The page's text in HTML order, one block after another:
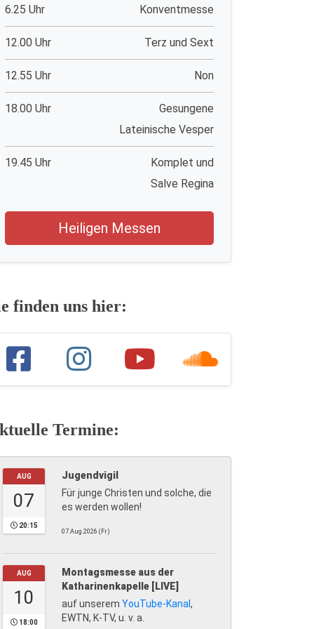
6.25 Uhr Konventmesse
12.00 Uhr Terz und Sext
12.55 Uhr Non
18.00 Uhr
Gesungene
Lateinische Vesper
19.45 Uhr
Komplet und
Salve Regina
Heiligen Messen
finden uns hier:
Termine:
AUG
07
20:15
Jugendvigil
Für junge Christen und solche, die
es werden wollen!
07.Aug.2026 (Fr)
AUG
10
18:00
Montagsmesse aus der
Katharinenkapelle [LIVE]
auf unserem YouTube-Kanal ,
EWTN, K-TV, u. v. a.